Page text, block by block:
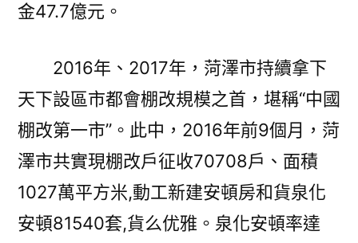
金47.7億元。
2016年、2017年，菏澤市持續拿下
天下設區市都會棚改規模之首，堪稱“中國
棚改第一市”。此中，2016年前9個月，菏
澤市共實現棚改戶征收70708戶、面積
1027萬平方米,動工新建安頓房和貨泉化
安頓81540套,貨么优雅。泉化安頓率達